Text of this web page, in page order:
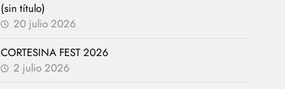
(sin título)
20 julio 2026
CORTESINA FEST 2026
2 julio 2026